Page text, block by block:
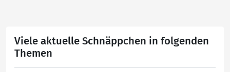
Viele aktuelle Schnäppchen in folgenden
Themen